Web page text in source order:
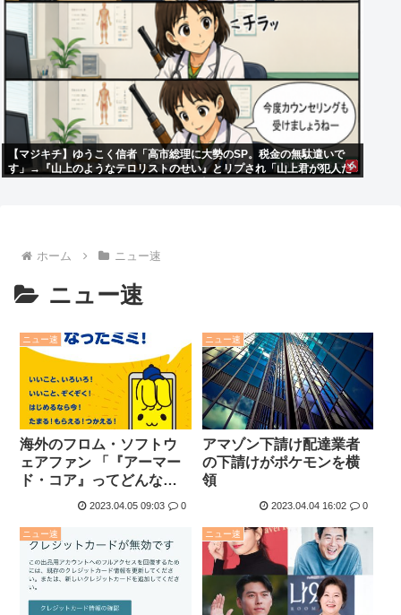
【マジキチ】ゆうこく信者「高市総理に大勢のSP。税金の無駄遣いで
す」→『山上のようなテロリストのせい』とリプされ「山上君が犯人だ
ホーム ニュー速
ニュー速
ニュー速
海外のフロム・ソフトウ
ェアファン 「『アーマー
ド・コア』ってどんなゲ
ームなんだ」
2023.04.05 09:03 0
ニュー速
アマゾン下請け配達業者
の下請けがポケモンを横
領
2023.04.04 16:02 0
ニュー速 ニュー速